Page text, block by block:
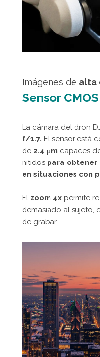
Imágenes de alta
Sensor
La cámara del dron
f/1.7. El sensor está
de 2.4 μm capaces
nítidos para obtener
en situaciones con
El zoom 4x permite
demasiado al sujeto,
de grabar.